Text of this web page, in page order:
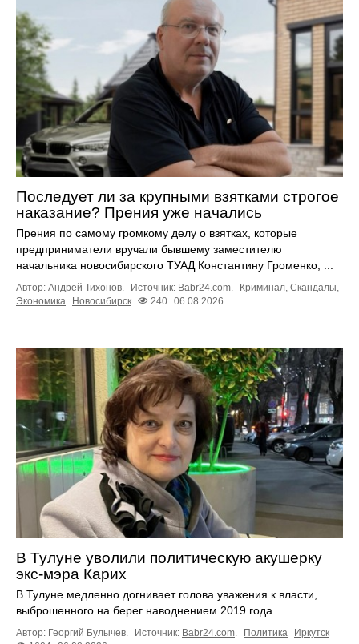
Последует ли за крупными взятками строгое
наказание? Прения уже начались
Прения по самому громкому делу о взятках, которые
предприниматели вручали бывшему заместителю
начальника новосибирского ТУАД Константину Громенко, ...
Автор: Андрей Тихонов. Источник: Babr24.com. Криминал, Скандалы,
Экономика
Новосибирск 240 06.08.2026
В Тулуне уволили политическую акушерку
экс-мэра Карих
В Тулуне медленно догнивает голова уважения к власти,
выброшенного на берег наводнением 2019 года.
Автор: Георгий Булычев. Источник: Babr24.com. Политика
Иркутск